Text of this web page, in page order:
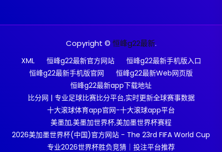
Copyright © 恒峰g22最新.
XML 恒峰g22最新官方网站
恒峰g22最新手机版入口
恒峰g22最新手机版官网
恒峰g22最新Web网页版
恒峰g22最新app下载地址
比分网 | 专业足球比赛比分平台,实时更新全球赛事数据
十大滚球体育app官网-十大滚球app平台
美墨加,美墨加世界杯,美加墨世界杯赛程
2026美加墨世界杯(中国)官方网站 - The 23rd FIFA World Cup
专业2026世界杯胜负竞猜｜投注平台推荐